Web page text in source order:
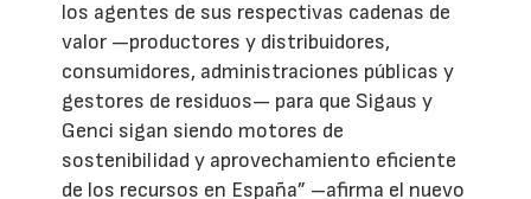
los agentes de sus respectivas cadenas de
valor —productores y distribuidores,
consumidores, administraciones públicas y
gestores de residuos— para que Sigaus y
Genci sigan siendo motores de
sostenibilidad y aprovechamiento eficiente
de los recursos en España” –afirma el nuevo